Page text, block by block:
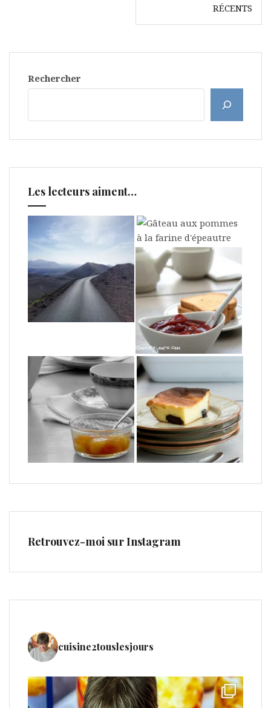
RÉCENTS
Rechercher
Les lecteurs aiment…
Retrouvez-moi sur Instagram
cuisine2touslesjours